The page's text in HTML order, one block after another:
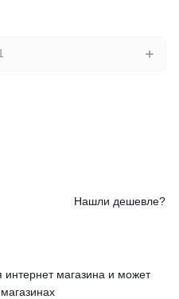
Нашли дешевле?
интернет магазина и может